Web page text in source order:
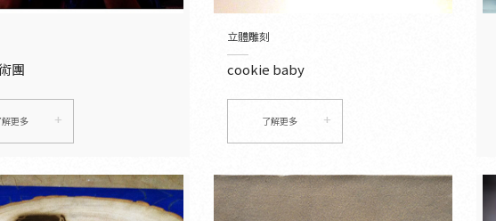
團
解更多
立體雕刻
cookie baby
了解更多